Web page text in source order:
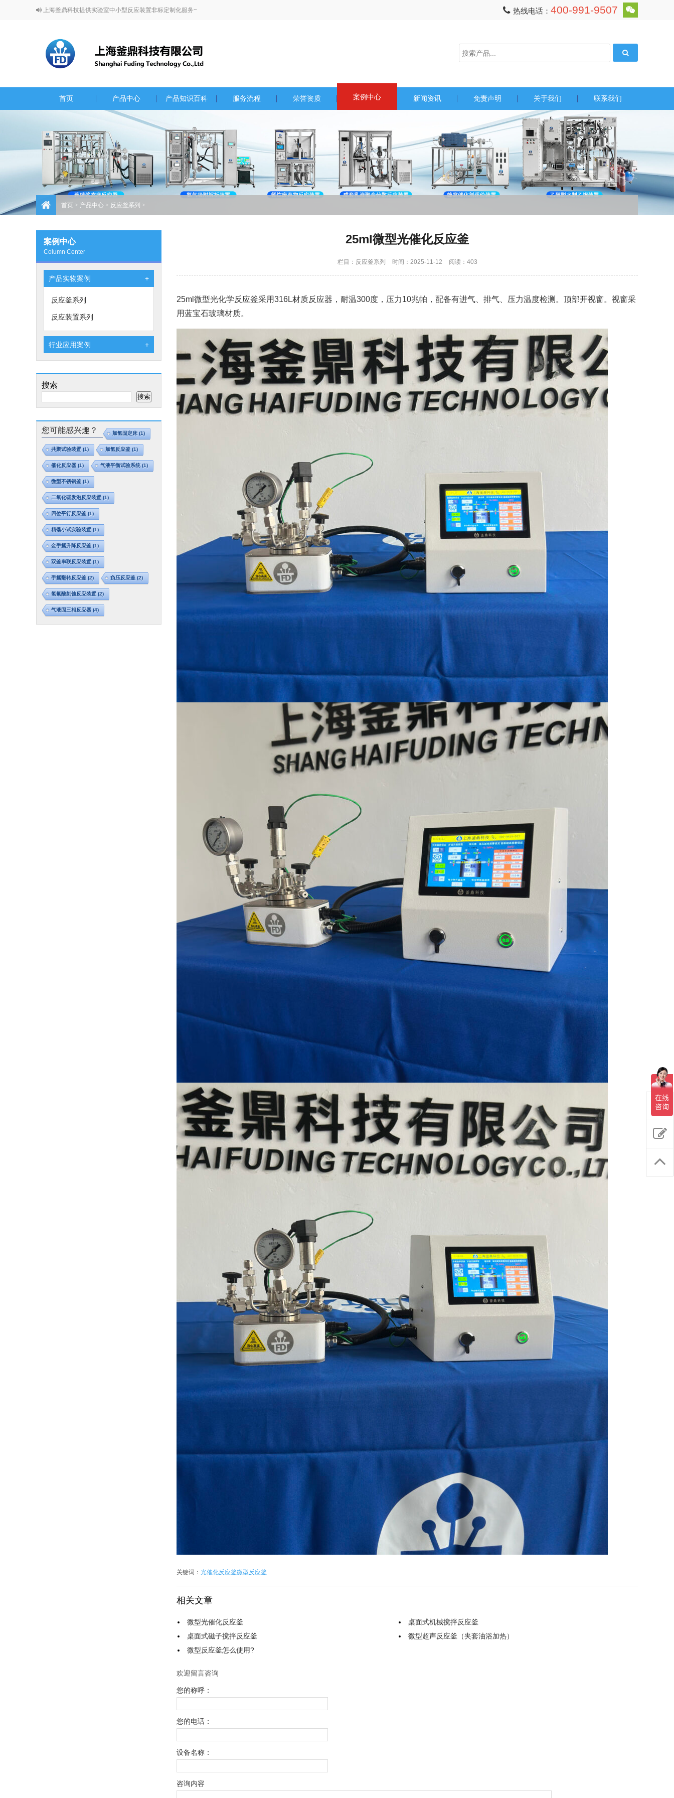
上海釜鼎科技提供实验室中小型反应装置非标定制化服务~ 热线电话： 400-991-9507
首页 产品中心 产品知识百科 服务流程 荣誉资质 案例中心 新闻资讯 免责声明 关于我们 联系我们
首页 > 产品中心 > 反应釜系列 >
案例中心
Column Center
产品实物案例 +
反应釜系列
反应装置系列
行业应用案例 +
搜索
搜索
您可能感兴趣？ 加氢固定床(1)
共聚试验装置(1) 加氢反应釜 (1)
催化反应器 (1) 气液平衡试验系统(1)
微型不锈钢釜 (1)
二氧化碳发泡反应装置(1)
四位平行反应釜 (1)
精馏小试实验装置(1)
金手摇升降反应釜 (1)
双釜串联反应装置(1)
手摇翻转反应釜 (2) 负压反应釜 (2)
氢氟酸刻蚀反应装置(2)
气液固三相反应器 (4)
25ml微型光催化反应釜
栏目： 反应釜系列 时间：2025-11-12 阅读：403
25ml微型光化学反应釜采用316L材质反应器，耐温300度，压力10兆帕，配备有进气、排气、压力温度检测。顶部开视窗。视窗采
用蓝宝石玻璃材质。
关键词： 光催化反应釜微型反应釜
相关文章
微型光催化反应釜
桌面式机械搅拌反应釜
桌面式磁子搅拌反应釜
微型超声反应釜（夹套油浴加热）
微型反应釜怎么使用?
欢迎留言咨询
您的称呼：
您的电话：
设备名称：
咨询内容